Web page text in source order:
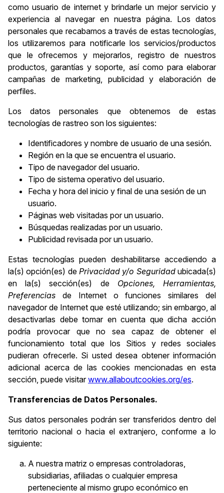
como usuario de internet y brindarle un mejor servicio y
experiencia al navegar en nuestra página. Los datos
personales que recabamos a través de estas tecnologías,
los utilizaremos para notificarle los servicios/productos
que le ofrecemos y mejorarlos, registro de nuestros
productos, garantías y soporte, así como para elaborar
campañas de marketing, publicidad y elaboración de
perfiles.
Los datos personales que obtenemos de estas
tecnologías de rastreo son los siguientes:
Identificadores y nombre de usuario de una sesión.
Región en la que se encuentra el usuario.
Tipo de navegador del usuario.
Tipo de sistema operativo del usuario.
Fecha y hora del inicio y final de una sesión de un
usuario.
Páginas web visitadas por un usuario.
Búsquedas realizadas por un usuario.
Publicidad revisada por un usuario.
Estas tecnologías pueden deshabilitarse accediendo a
la(s) opción(es) de Privacidad y/o Seguridadubicada(s)
en la(s) sección(es) de Opciones, Herramientas,
Preferencias de Internet o funciones similares del
navegador de Internet que esté utilizando; sin embargo, al
desactivarlas debe tomar en cuenta que dicha acción
podría provocar que no sea capaz de obtener el
funcionamiento total que los Sitios y redes sociales
pudieran ofrecerle. Si usted desea obtener información
adicional acerca de las cookies mencionadas en esta
sección, puede visitarwww.allaboutcookies.org/es.
Transferencias de Datos Personales.
Sus datos personales podrán ser transferidos dentro del
territorio nacional o hacia el extranjero, conforme a lo
siguiente:
A nuestra matriz o empresas controladoras,
subsidiarias, afiliadas o cualquier empresa
perteneciente al mismo grupo económico en